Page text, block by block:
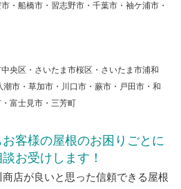
・船橋市・習志野市・千葉市・袖ケ浦市・
央区・さいたま市桜区・さいたま市浦和
市・草加市・川口市・蕨市・戸田市・和
富士見市・三芳町
客様の屋根のお困りごとに
お受けします！
店が良いと思った信頼できる屋根